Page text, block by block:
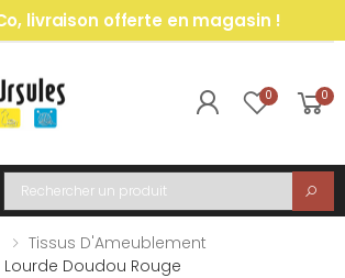
livraison offerte en magasin !
0 0
menu
Recherche
Tissus D'Ameublement
Lourde Doudou Rouge